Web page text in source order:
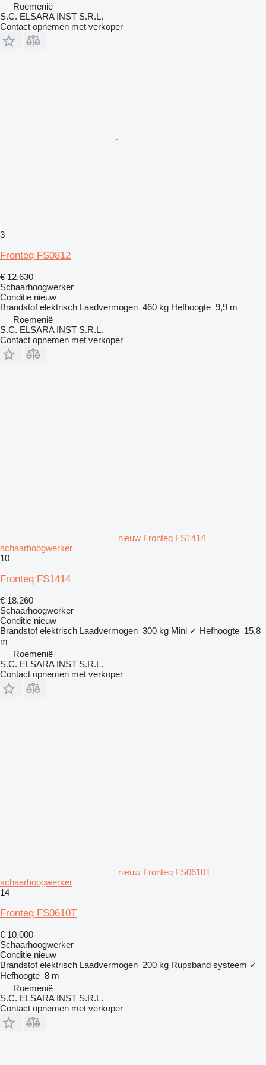
Roemenië
S.C. ELSARA INST S.R.L.
Contact opnemen met verkoper
3
Fronteq FS0812
€ 12.630
Schaarhoogwerker
Conditie nieuw
Brandstof elektrisch Laadvermogen 460 kg Hefhoogte 9,9 m
Roemenië
S.C. ELSARA INST S.R.L.
Contact opnemen met verkoper
nieuw Fronteq FS1414
schaarhoogwerker
10
Fronteq FS1414
€ 18.260
Schaarhoogwerker
Conditie nieuw
Brandstof elektrisch Laadvermogen 300 kg Mini ✓ Hefhoogte 15,8
m
Roemenië
S.C. ELSARA INST S.R.L.
Contact opnemen met verkoper
nieuw Fronteq FS0610T
schaarhoogwerker
14
Fronteq FS0610T
€ 10.000
Schaarhoogwerker
Conditie nieuw
Brandstof elektrisch Laadvermogen 200 kg Rupsband systeem ✓
Hefhoogte 8 m
Roemenië
S.C. ELSARA INST S.R.L.
Contact opnemen met verkoper